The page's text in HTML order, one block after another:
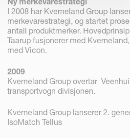
I 2008 har Kverneland Group
merkevarestrategi, og startet
antall produktmerker.
Taarup fusjonerer med
med Vicon.
2009
Kverneland Group overtar
transportvogn divisjonen.
Kverneland Group lanserer 2.
IsoMatch Tellus